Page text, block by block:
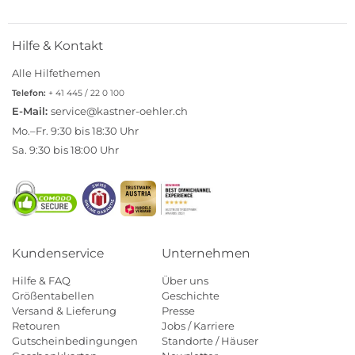
Hilfe & Kontakt
Alle Hilfethemen
Telefon: + 41 445 / 22 0 100
E-Mail: service@kastner-oehler.ch
Mo.–Fr. 9:30 bis 18:30 Uhr
Sa. 9:30 bis 18:00 Uhr
Kundenservice
Hilfe & FAQ
Größentabellen
Versand & Lieferung
Retouren
Gutscheinbedingungen
Unternehmen
Über uns
Geschichte
Presse
Jobs / Karriere
Standorte / Häuser